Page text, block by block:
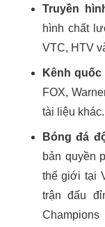
Truyền
hình chất
VTC, HTV
Kênh quốc
FOX,
tài liệu khác.
Bóng đá
bản quyền
thế giới tại
trận đấu
Champions